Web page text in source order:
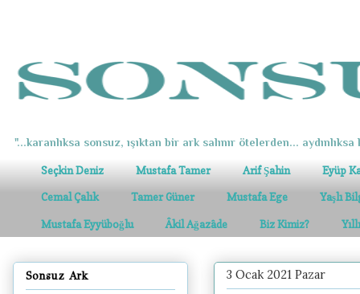
"...karanlıksa sonsuz, ışıktan bir ark salınır ötelerden... aydınlıksa
Seçkin Deniz Mustafa Tamer Arif Şahin Eyüp
Cemal Çalık Tamer Güner Mustafa Ege Yaşlı
Mustafa Eyyüboğlu Âkil Ağazâde Biz Kimiz?
3 Ocak 2021 Pazar
Sonsuz Ark